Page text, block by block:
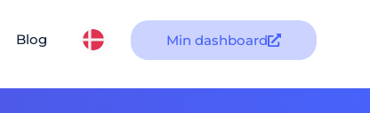
Blog Min dashboard